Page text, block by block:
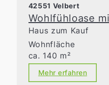
42551 Velbert
Haus zum Kauf
Wohnfläche
ca. 140 m²
Mehr erfahren